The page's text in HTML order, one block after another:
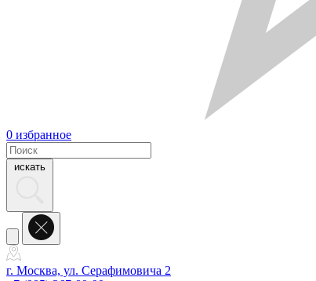
0 избранное
г. Москва, ул. Серафимовича 2